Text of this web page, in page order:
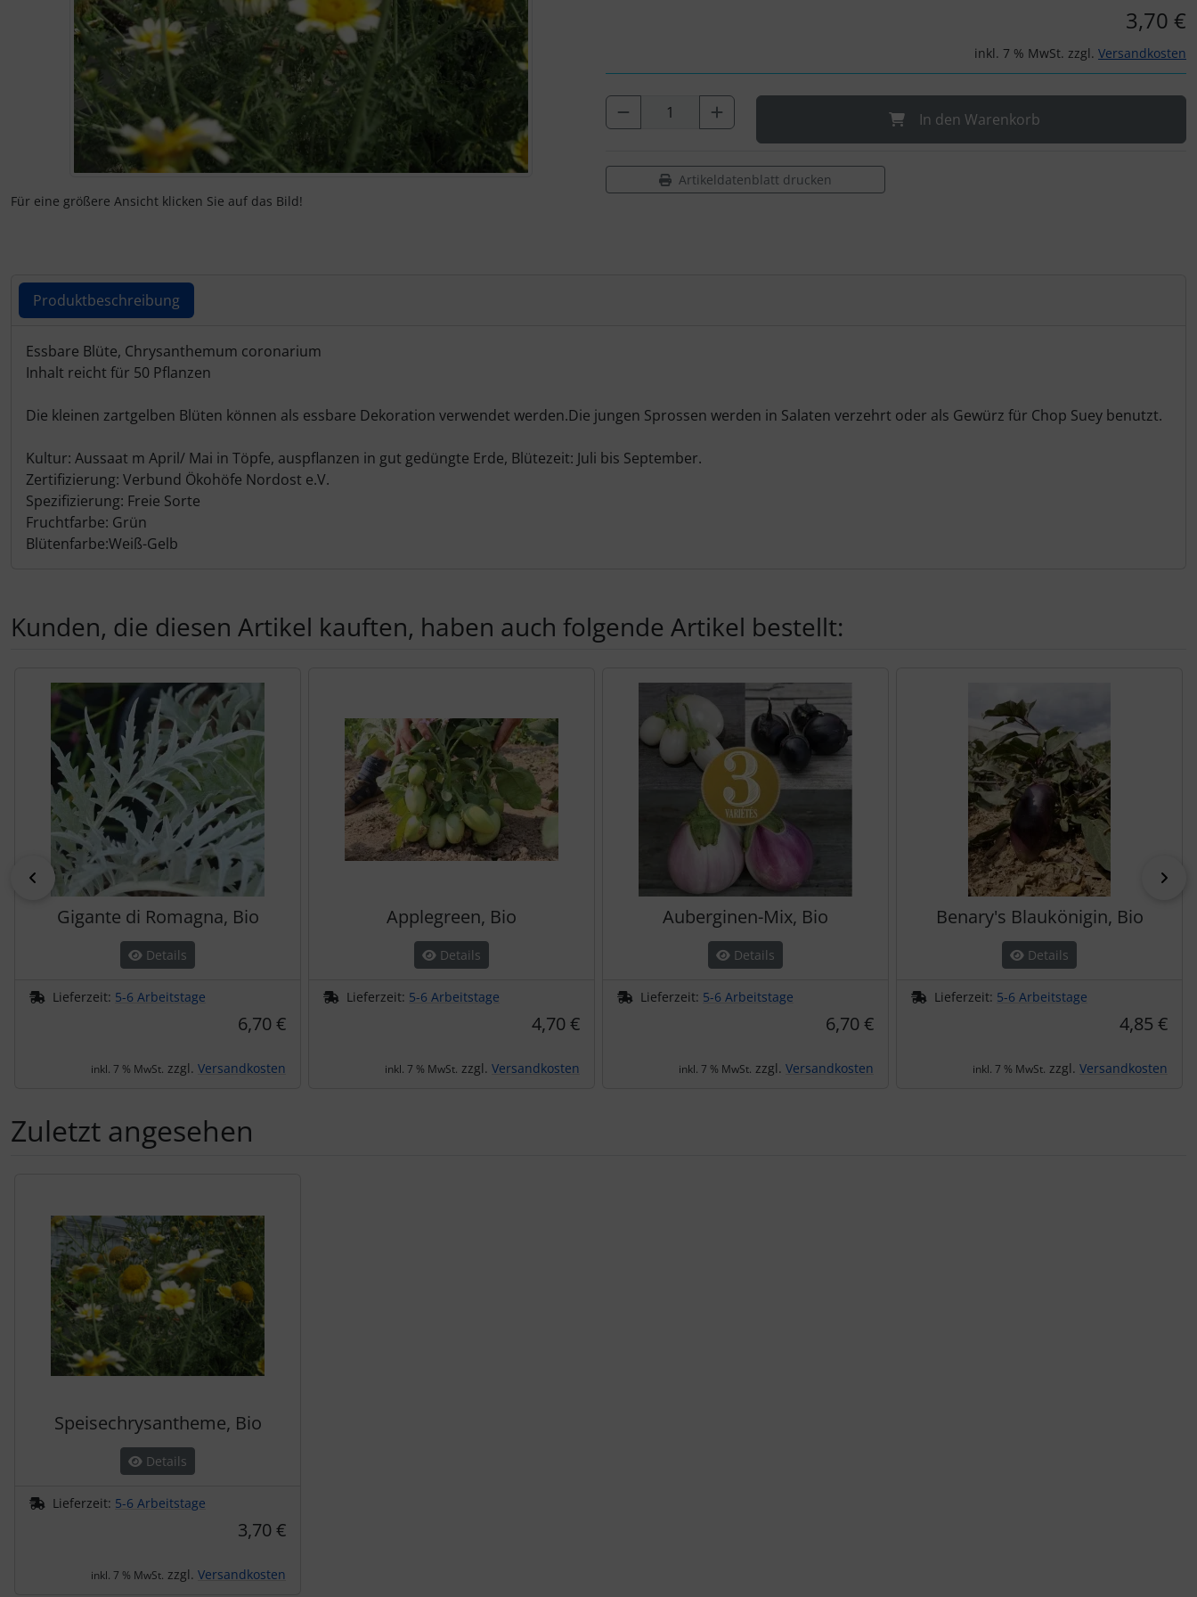
Für eine größere Ansicht klicken Sie auf das Bild!
3,70 €
inkl. 7 % MwSt. zzgl. Versandkosten
In den Warenkorb
Artikeldatenblatt drucken
Produktbeschreibung
Produktbeschreibung
Essbare Blüte, Chrysanthemum coronarium
Inhalt reicht für 50 Pflanzen
Die kleinen zartgelben Blüten können als essbare Dekoration verwendet werden.Die jungen Sprossen werden in Salaten verzehrt oder als Gewürz für Chop Suey benutzt.
Kultur: Aussaat m April/ Mai in Töpfe, auspflanzen in gut gedüngte Erde, Blütezeit: Juli bis September.
Zertifizierung: Verbund Ökohöfe Nordost e.V.
Spezifizierung: Freie Sorte
Fruchtfarbe: Grün
Blütenfarbe:Weiß-Gelb
Kunden, die diesen Artikel kauften, haben auch folgende Artikel bestellt:
zurück
Gigante di Romagna, Bio
Details
Lieferzeit: 5-6 Arbeitstage
6,70 €
inkl. 7 % MwSt. zzgl. Versandkosten
Applegreen, Bio
Details
Lieferzeit: 5-6 Arbeitstage
4,70 €
inkl. 7 % MwSt. zzgl. Versandkosten
Auberginen-Mix, Bio
Details
Lieferzeit: 5-6 Arbeitstage
6,70 €
inkl. 7 % MwSt. zzgl. Versandkosten
Benary's Blaukönigin, Bio
Details
Lieferzeit: 5-6 Arbeitstage
4,85 €
inkl. 7 % MwSt. zzgl. Versandkosten
Zuletzt angesehen
Speisechrysantheme, Bio
Details
Lieferzeit: 5-6 Arbeitstage
3,70 €
inkl. 7 % MwSt. zzgl. Versandkosten